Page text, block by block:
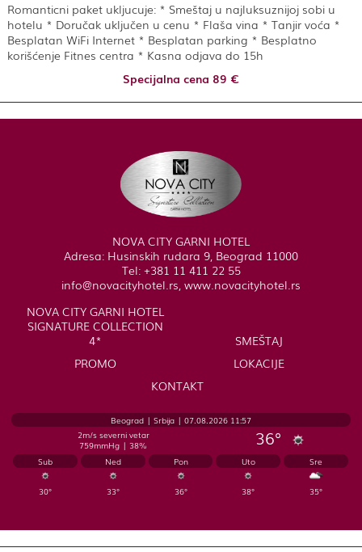
Romanticni paket ukljucuje: * Smeštaj u najluksuznijoj sobi u
hotelu * Doručak uključen u cenu * Flaša vina * Tanjir voća *
Besplatan WiFi Internet * Besplatan parking * Besplatno
korišćenje Fitnes centra * Kasna odjava do 15h
Specijalna cena 89 €
NOVA CITY GARNI HOTEL
Adresa: Husinskih rudara 9, Beograd 11000
Tel: +381 11 411 22 55
info@novacityhotel.rs, www.novacityhotel.rs
NOVA CITY GARNI HOTEL
SIGNATURE COLLECTION
4*
SMEŠTAJ
PROMO
LOKACIJE
KONTAKT
Beograd | Srbija | 07.08.2026 11:57
2m/s severni vetar
759mmHg | 38%
36°
Sub
30°
Ned
33°
Pon
36°
Uto
38°
Sre
35°